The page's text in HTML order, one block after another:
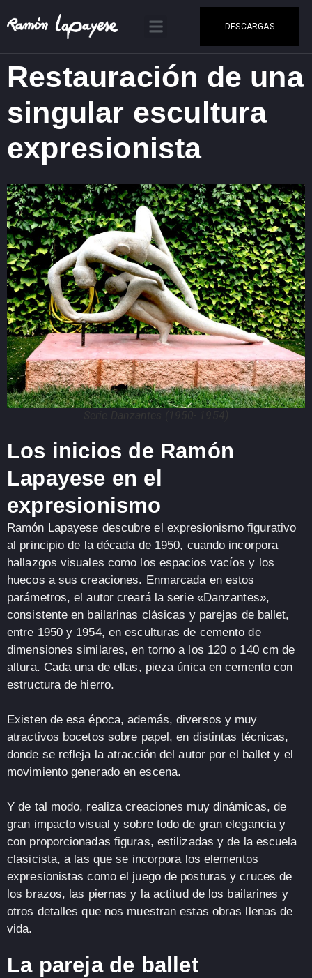
DESCARGAS
Restauración de una
singular escultura
expresionista
Los inicios de Ramón
Lapayese en el
expresionismo
Ramón Lapayese descubre el expresionismo figurativo
al principio de la década de 1950, cuando incorpora
hallazgos visuales como los espacios vacíos y los
huecos a sus creaciones. Enmarcada en estos
parámetros, el autor creará la serie «Danzantes»,
consistente en bailarinas clásicas y parejas de ballet,
entre 1950 y 1954, en esculturas de cemento de
dimensiones similares, en torno a los 120 o 140 cm de
altura. Cada una de ellas, pieza única en cemento con
estructura de hierro.
Existen de esa época, además, diversos y muy
atractivos bocetos sobre papel, en distintas técnicas,
donde se refleja la atracción del autor por el ballet y el
movimiento generado en escena.
Y de tal modo, realiza creaciones muy dinámicas, de
gran impacto visual y sobre todo de gran elegancia y
con proporcionadas figuras, estilizadas y de la escuela
clasicista, a las que se incorpora los elementos
expresionistas como el juego de posturas y cruces de
los brazos, las piernas y la actitud de los bailarines y
otros detalles que nos muestran estas obras llenas de
vida.
La pareja de ballet